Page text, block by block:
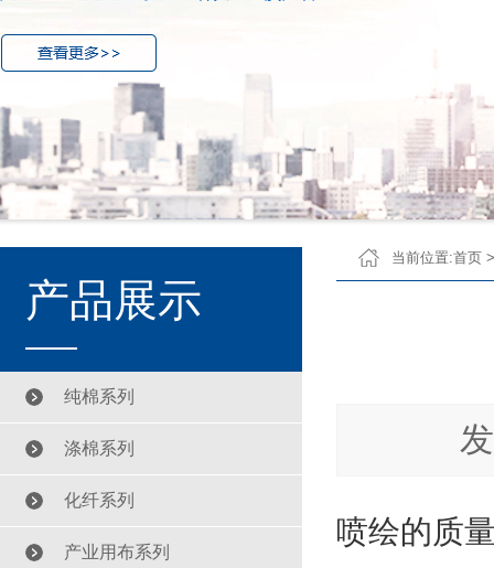
产品展示
纯棉系列
涤棉系列
化纤系列
产业用布系列
当前位置:首页
喷绘的质